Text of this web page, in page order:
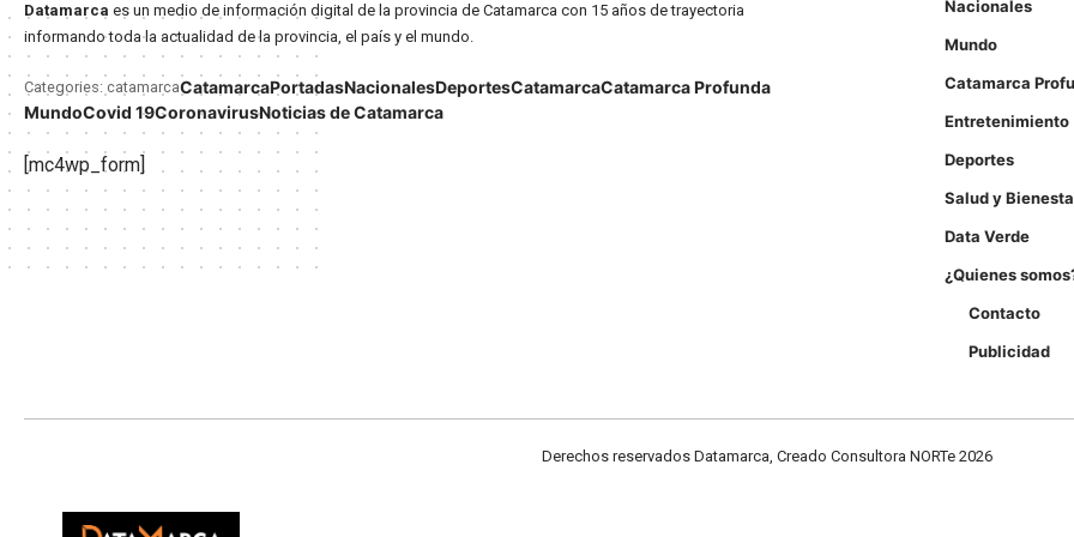
Datamarca es un medio de información digital de la provincia de Catamarca con 15 años de trayectoria
informando toda la actualidad de la provincia, el país y el mundo.
Categories: catamarcaCatamarcaPortadasNacionalesDeportesCatamarcaCatamarca Profunda
MundoCovid 19CoronavirusNoticias de Catamarca
[mc4wp_form]
Nacionales
Mundo
Catamarca
Entretenimiento
Deportes
Salud y
Data Verde
¿Quienes
Contacto
Publicidad
Derechos reservados Datamarca, Creado Consultora NORTe 2026